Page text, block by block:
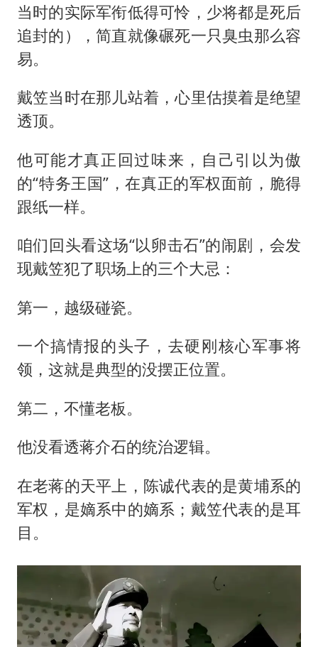
当时的实际军衔低得可怜，少将都是死后
追封的），简直就像碾死一只臭虫那么容
易。
戴笠当时在那儿站着，心里估摸着是绝望
透顶。
他可能才真正回过味来，自己引以为傲
的“特务王国”，在真正的军权面前，脆得
跟纸一样。
咱们回头看这场“以卵击石”的闹剧，会发
现戴笠犯了职场上的三个大忌：
第一，越级碰瓷。
一个搞情报的头子，去硬刚核心军事将
领，这就是典型的没摆正位置。
第二，不懂老板。
他没看透蒋介石的统治逻辑。
在老蒋的天平上，陈诚代表的是黄埔系的
军权，是嫡系中的嫡系；戴笠代表的是耳
目。